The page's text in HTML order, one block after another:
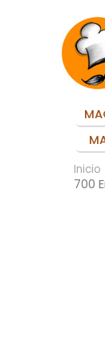
Inicio
700